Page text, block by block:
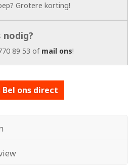
Grotere korting!
nodig?
89 53 of mail ons!
Bel ons direct